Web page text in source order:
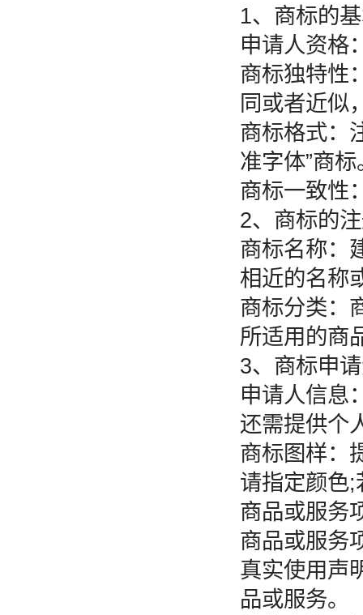
1、商标的
申请人资格
商标独特性
同或者近似
商标格式：
准字体”商标
商标一致性
2、商标的
商标名称：
相近的名称
商标分类：
所适用的商
3、商标申
申请人信息
还需提供个
商标图样：
请指定颜色
商品或服务
商品或服务
真实使用声
品或服务。